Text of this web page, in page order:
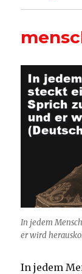
In jedem
er wird
In jedem